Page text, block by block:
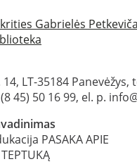
Gabrielės
LT-35184 Panevėžys,
45) 50 16 99, el. p.
PASAKA APIE